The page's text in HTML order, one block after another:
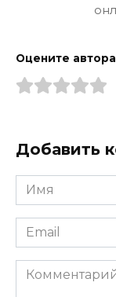
Оцените автора
Добавить
Имя
*
Email
*
Комментарий